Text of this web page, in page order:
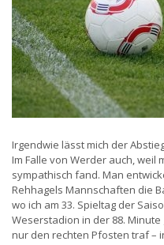
Irgendwie lässt mich der
Im Falle von Werder auch, weil
sympathisch fand. Man
Rehhagels Mannschaften die
wo ich am 33. Spieltag der
Weserstadion in der 88.
nur den rechten Pfosten traf –